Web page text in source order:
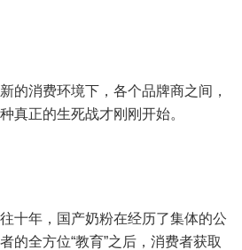
消费环境下，各个品牌商之间，
真正的生死战才刚刚开始。
年，国产奶粉在经历了集体的公
的全方位“教育”之后，消费者获取